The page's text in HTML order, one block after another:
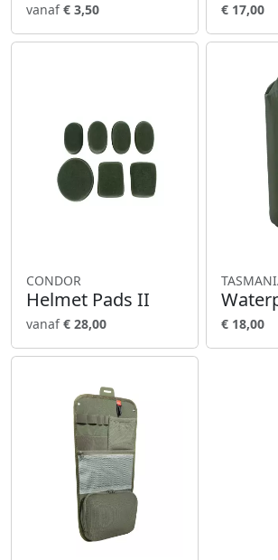
vanaf€ 3,50 € 17,00
CONDOR
Helmet Pads II
vanaf€ 28,00 € 18,00